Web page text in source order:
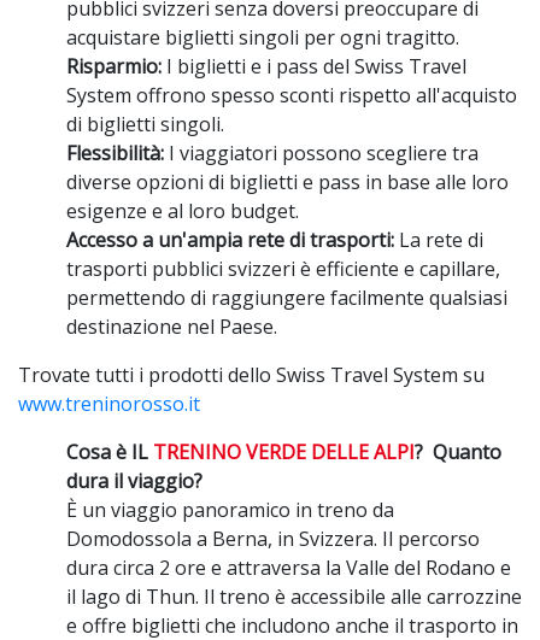
pubblici svizzeri senza doversi preoccupare di
acquistare biglietti singoli per ogni tragitto.
Risparmio: I biglietti e i pass del Swiss Travel
System offrono spesso sconti rispetto all'acquisto
di biglietti singoli.
Flessibilità: I viaggiatori possono scegliere tra
diverse opzioni di biglietti e pass in base alle loro
esigenze e al loro budget.
Accesso a un'ampia rete di trasporti: La rete di
trasporti pubblici svizzeri è efficiente e capillare,
permettendo di raggiungere facilmente qualsiasi
destinazione nel Paese.
Trovate tutti i prodotti dello Swiss Travel System su
www.treninorosso.it
Cosa è IL TRENINO VERDE DELLE ALPI? Quanto
dura il viaggio?
È un viaggio panoramico in treno da
Domodossola a Berna, in Svizzera. Il percorso
dura circa 2 ore e attraversa la Valle del Rodano e
il lago di Thun. Il treno è accessibile alle carrozzine
e offre biglietti che includono anche il trasporto in